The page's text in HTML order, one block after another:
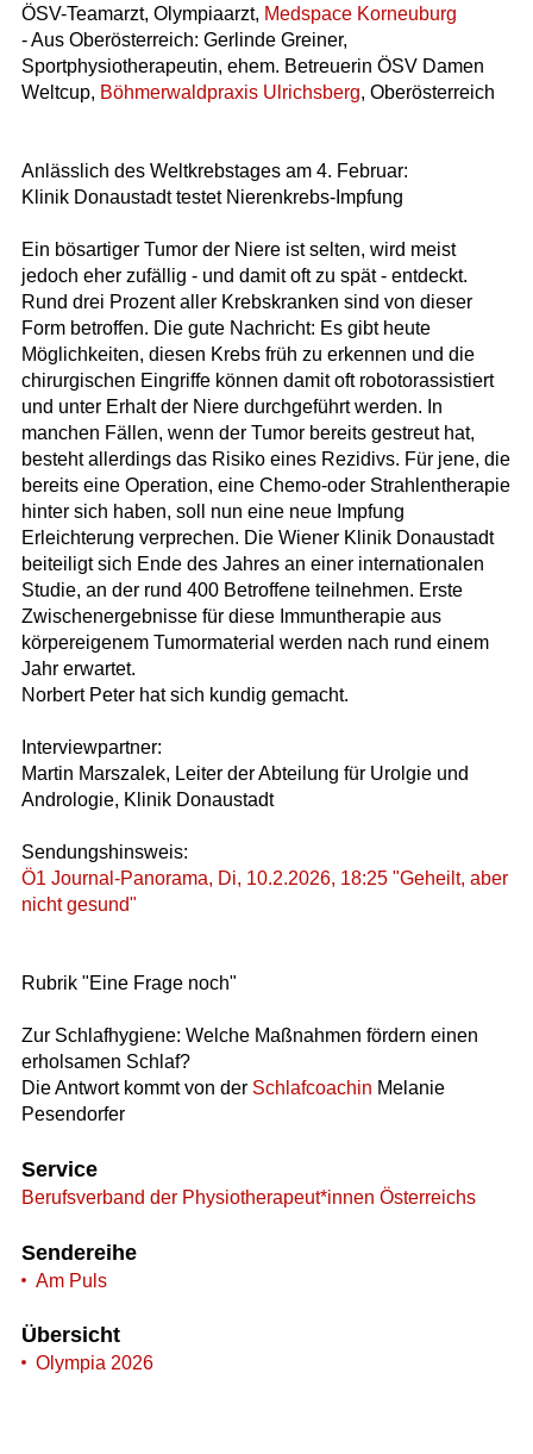
ÖSV-Teamarzt, Olympiaarzt, Medspace Korneuburg
- Aus Oberösterreich: Gerlinde Greiner,
Sportphysiotherapeutin, ehem. Betreuerin ÖSV Damen
Weltcup, Böhmerwaldpraxis Ulrichsberg, Oberösterreich
Anlässlich des Weltkrebstages am 4. Februar:
Klinik Donaustadt testet Nierenkrebs-Impfung
Ein bösartiger Tumor der Niere ist selten, wird meist
jedoch eher zufällig - und damit oft zu spät - entdeckt.
Rund drei Prozent aller Krebskranken sind von dieser
Form betroffen. Die gute Nachricht: Es gibt heute
Möglichkeiten, diesen Krebs früh zu erkennen und die
chirurgischen Eingriffe können damit oft robotorassistiert
und unter Erhalt der Niere durchgeführt werden. In
manchen Fällen, wenn der Tumor bereits gestreut hat,
besteht allerdings das Risiko eines Rezidivs. Für jene, die
bereits eine Operation, eine Chemo-oder Strahlentherapie
hinter sich haben, soll nun eine neue Impfung
Erleichterung verprechen. Die Wiener Klinik Donaustadt
beiteiligt sich Ende des Jahres an einer internationalen
Studie, an der rund 400 Betroffene teilnehmen. Erste
Zwischenergebnisse für diese Immuntherapie aus
körpereigenem Tumormaterial werden nach rund einem
Jahr erwartet.
Norbert Peter hat sich kundig gemacht.
Interviewpartner:
Martin Marszalek, Leiter der Abteilung für Urolgie und
Andrologie, Klinik Donaustadt
Sendungshinsweis:
Ö1 Journal-Panorama, Di, 10.2.2026, 18:25 "Geheilt, aber
nicht gesund"
Rubrik "Eine Frage noch"
Zur Schlafhygiene: Welche Maßnahmen fördern einen
erholsamen Schlaf?
Die Antwort kommt von der Schlafcoachin Melanie
Pesendorfer
Service
Berufsverband der Physiotherapeut*innen Österreichs
Sendereihe
Am Puls
Übersicht
Olympia 2026